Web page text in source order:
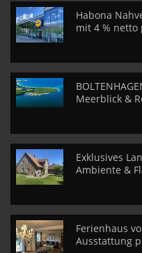
Habona
mit 4 % netto
Meerblick &
Exklusives
Ambiente &
Ferienhaus
Ausstattung